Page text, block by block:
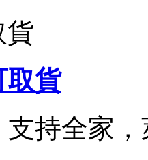
貨
取貨
持全家